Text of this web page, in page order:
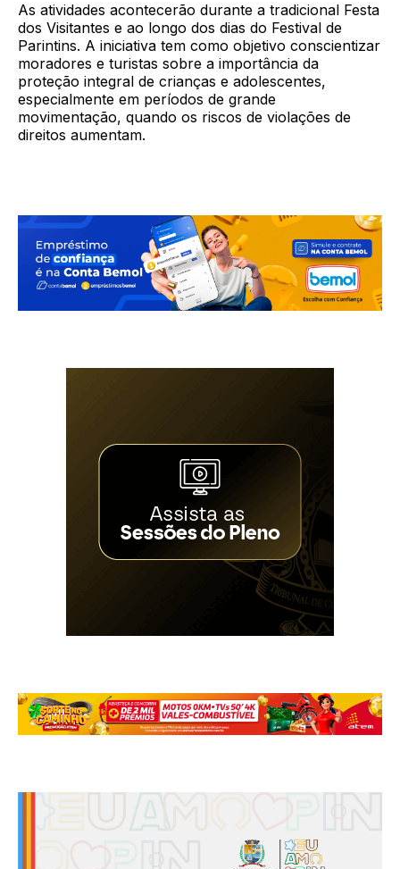
As atividades acontecerão durante a tradicional Festa
dos Visitantes e ao longo dos dias do Festival de
Parintins. A iniciativa tem como objetivo conscientizar
moradores e turistas sobre a importância da
proteção integral de crianças e adolescentes,
especialmente em períodos de grande
movimentação, quando os riscos de violações de
direitos aumentam.